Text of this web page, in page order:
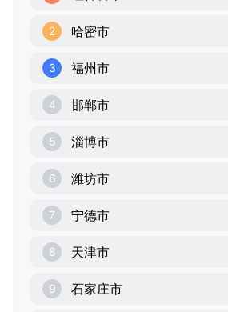
2 哈密市
3 福州市
4 邯郸市
5 淄博市
6 潍坊市
7 宁德市
8 天津市
9 石家庄市